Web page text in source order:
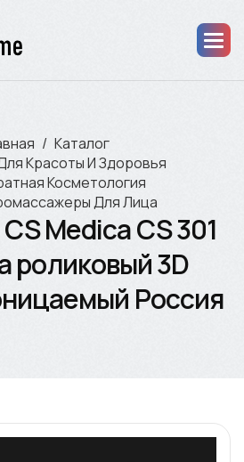
Каталог
Красоты И Здоровья
Косметология
Для Лица
Medica CS 301
роликовый 3D
Россия